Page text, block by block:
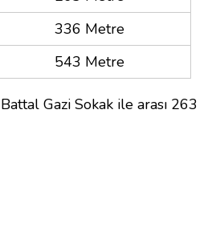
336 Metre
543 Metre
Gazi Sokak ile arası 263